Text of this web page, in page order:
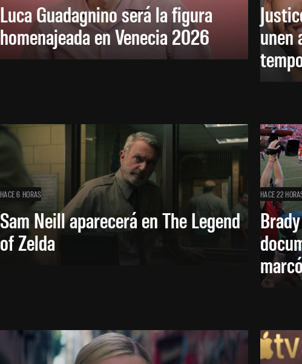
Luca Guadagnino será la figura
homenajeada en Venecia 2026
unen
HACE 6 HORAS
Sam Neill aparecerá en The Legend
of Zelda
HACE 22